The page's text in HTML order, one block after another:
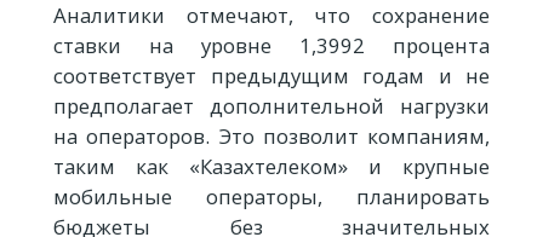
Аналитики отмечают, что сохранение
ставки на уровне 1,3992 процента
соответствует предыдущим годам и не
предполагает дополнительной нагрузки
на операторов. Это позволит компаниям,
таким как «Казахтелеком» и крупные
мобильные операторы, планировать
бюджеты без значительных